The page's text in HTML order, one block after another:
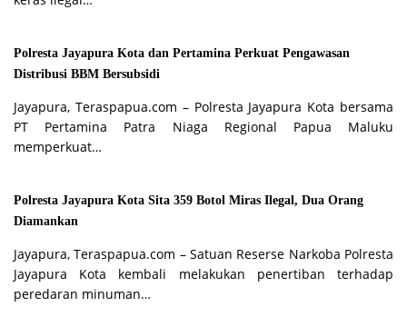
Polresta Jayapura Kota dan Pertamina Perkuat Pengawasan
Distribusi BBM Bersubsidi
Jayapura, Teraspapua.com – Polresta Jayapura Kota bersama
PT Pertamina Patra Niaga Regional Papua Maluku
memperkuat…
Polresta Jayapura Kota Sita 359 Botol Miras Ilegal, Dua Orang
Diamankan
Jayapura, Teraspapua.com – Satuan Reserse Narkoba Polresta
Jayapura Kota kembali melakukan penertiban terhadap
peredaran minuman…